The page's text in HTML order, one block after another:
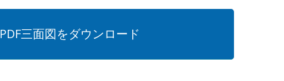
PDF三面図をダウンロード